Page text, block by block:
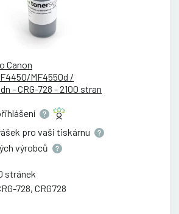
Canon
MF4550d /
- CRG-728 - 2100 stran
pro vaši tiskárnu
výrobců
stránek
728, CRG728